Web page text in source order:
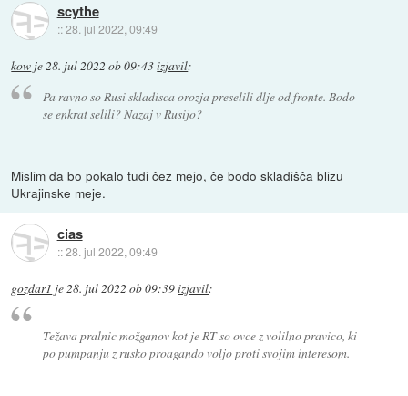
scythe
::28. jul 2022, 09:49
kow je28. jul 2022 ob 09:43izjavil:
Pa ravno so Rusi skladisca orozja preselili dlje od fronte. Bodo
se enkrat selili? Nazaj v Rusijo?
Mislim da bo pokalo tudi čez mejo, če bodo skladišča blizu
Ukrajinske meje.
cias
::28. jul 2022, 09:49
gozdar1 je28. jul 2022 ob 09:39izjavil:
Težava pralnic možganov kot je RT so ovce z volilno pravico, ki
po pumpanju z rusko proagando voljo proti svojim interesom.